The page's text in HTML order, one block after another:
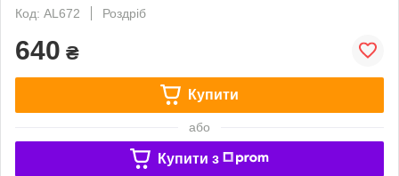
Код: AL672
Роздріб
640 ₴
Купити
або
Купити з